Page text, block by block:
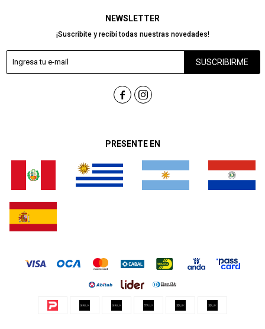
PRESENTE EN
NEWSLETTER
¡Suscribite y recibí todas nuestras novedades!
SUSCRIBIRME
 